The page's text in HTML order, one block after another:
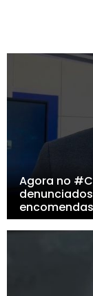
Agora no
encomendas